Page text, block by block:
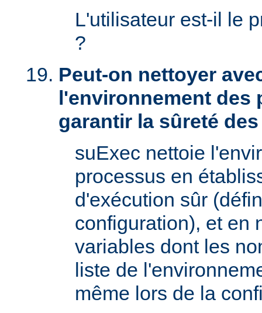
L'utilisateur est-il le
?
Peut-on nettoyer
l'environnement des
garantir la sûreté
suExec nettoie
processus en
d'exécution sûr
configuration), et en
variables dont les
liste de
même lors de la